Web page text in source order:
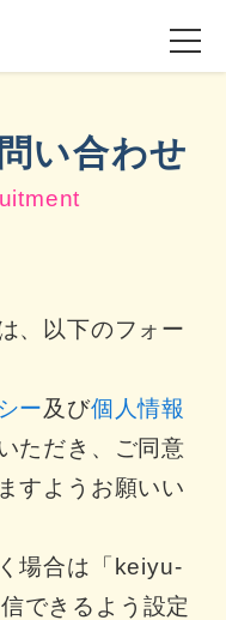
い合わせ
、以下のフォー
ー及び個人情報
ただき、ご同意
すようお願いい
場合は「keiyu-
できるよう設定